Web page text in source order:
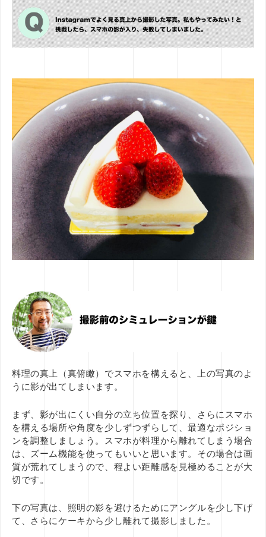
料理の真上（真俯瞰）でスマホを構えると、上の写真のよ
うに影が出てしまいます。
まず、影が出にくい自分の立ち位置を探り、さらにスマホ
を構える場所や角度を少しずつずらして、最適なポジショ
ンを調整しましょう。スマホが料理から離れてしまう場合
は、ズーム機能を使ってもいいと思います。その場合は画
質が荒れてしまうので、程よい距離感を見極めることが大
切です。
下の写真は、照明の影を避けるためにアングルを少し下げ
て、さらにケーキから少し離れて撮影しました。